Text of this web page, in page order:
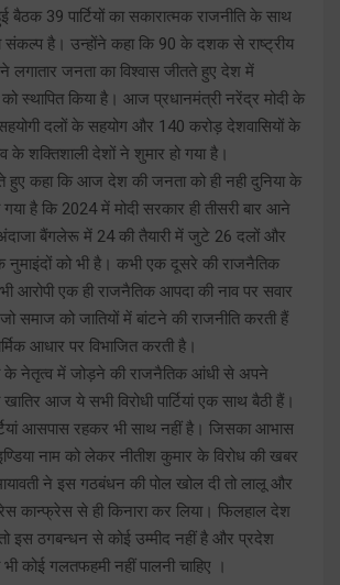
बैठक 39 पार्टियों का सकारात्मक राजनीति के साथ
है। उन्होंने कहा कि 90 के दशक से राष्ट्रीय
लगातार जनता का विश्वास जीतते हुए देश में
स्थापित किया है। आज प्रधानमंत्री नरेंद्र मोदी के
दलों के सहयोग और 140 करोड़ देशवासियों के
के शक्तिशाली देशों ने शुमार हो गया है।
हुए कहा कि आज देश की जनता को ही नही दुनिया के
गया है कि 2024 में मोदी सरकार ही तीसरी बार आने
बैंगलेरू में 24 की तैयारी में जुटे 26 दलों और
को भी है। कभी एक दूसरे की राजनैतिक
आरोपी एक ही राजनैतिक आपदा की नाव पर सवार
जो समाज को जातियों में बांटने की राजनीति करती हैं
आधार पर विभाजित करती है।
के नेतृत्व में जोड़ने की राजनैतिक आंधी से अपने
आज ये सभी विरोधी पार्टियां एक साथ बैठी हैं।
आसपास रहकर भी साथ नहीं है। जिसका आभास
नाम को लेकर नीतीश कुमार के विरोध की खबर
ने इस गठबंधन की पोल खोल दी तो लालू और
कान्फ्रेस से ही किनारा कर लिया। फिलहाल देश
इस ठगबन्धन से कोई उम्मीद नहीं है और प्रदेश
कोई गलतफहमी नहीं पालनी चाहिए ।